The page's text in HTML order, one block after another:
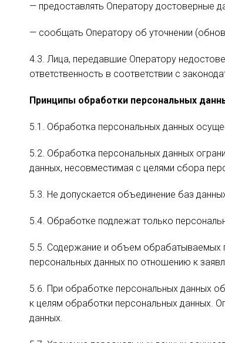
— предоставлять Оператору достоверные
— сообщать Оператору об уточнении
4.3. Лица, передавшие Оператору
ответственность в соответствии с
Принципы обработки персональных
5.1. Обработка персональных данных
5.2. Обработка персональных данных
данных, несовместимая с целями сбора
5.3. Не допускается объединение баз
5.4. Обработке подлежат только
5.5. Содержание и объем обрабатываемых
персональных данных по отношению к
5.6. При обработке персональных данных
к целям обработки персональных данных.
данных.